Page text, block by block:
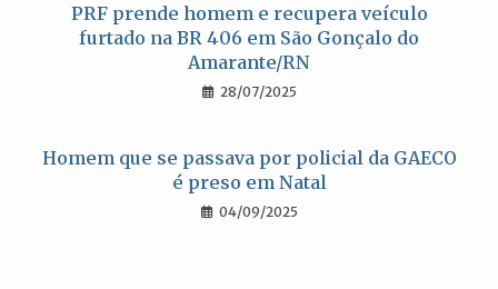
PRF prende homem e recupera veículo
furtado na BR 406 em São Gonçalo do
Amarante/RN
28/07/2025
Homem que se passava por policial da GAECO
é preso em Natal
04/09/2025